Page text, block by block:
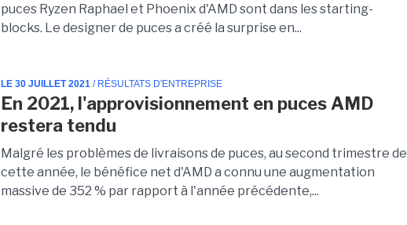
puces Ryzen Raphael et Phoenix d'AMD sont dans les starting-
blocks. Le designer de puces a créé la surprise en...
LE 30 JUILLET 2021 / RÉSULTATS D'ENTREPRISE
En 2021, l'approvisionnement en puces AMD
restera tendu
Malgré les problèmes de livraisons de puces, au second trimestre de
cette année, le bénéfice net d'AMD a connu une augmentation
massive de 352 % par rapport à l'année précédente,...